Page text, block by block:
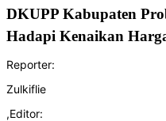
DKUPP Kabupaten
Hadapi Kenaikan
Reporter:
Zulkiflie
,Editor: